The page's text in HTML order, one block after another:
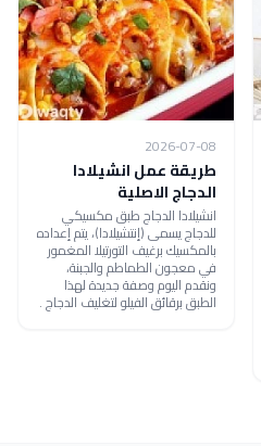
2026-07-08
طريقة عمل انشيلادا
الدجاج الاصلية
انشيلادا الدجاج طبق مكسيكي
للدجاج يسمى (إنتشيلادا)، يتم إعداده
بالمكسيك برغيف التورتيلا المغمور
في معجون الطماطم والجبنة،
ونقدم اليوم وصفة جديدة لهذا
الطبق برقائق الفيلو لتغليف الدجاج .